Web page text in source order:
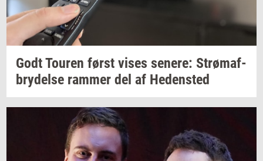
GodtTou­ren først vises se­ne­re: Strø­maf­
bry­del­se ram­mer del af He­den­sted